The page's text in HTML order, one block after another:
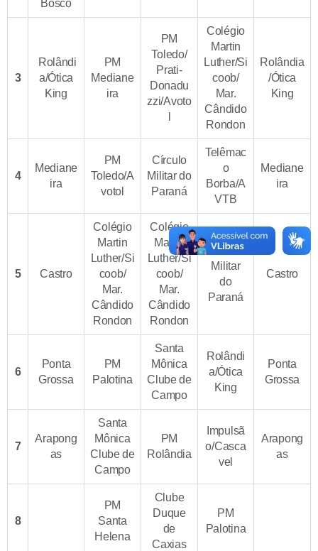
Bosco
3
Rolândi
a/Ótica
King
PM
Mediane
ira
PM
Toledo/
Prati-
Donadu
zzi/Avoto
Colégio
Martin
Luther/Si
coob/
Mar.
Cândido
Rondon
Rolândia
/Ótica
King
4
Mediane
ira
PM
Toledo/A
votol
Círculo
Militar do
Paraná
Telêmac
o
Borba/A
VTB
Mediane
ira
5 Castro
Colégio
Martin
Luther/Si
coob/
Mar.
Cândido
Rondon
Colégio
Martin
Luther/Si
coob/
Mar.
Cândido
Rondon
Círculo
Militar
do
Paraná
Castro
6
Ponta
Grossa
PM
Palotina
Santa
Mônica
Clube de
Campo
Rolândi
a/Ótica
King
Ponta
Grossa
7
Arapong
as
Santa
Mônica
Clube de
Campo
PM
Rolândia
Impulsã
o/Casca
vel
Arapong
as
8
PM
Santa
Helena
Clube
Duque
de
Caxias
PM
Palotina